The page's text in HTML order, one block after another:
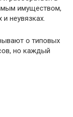
имуществом,
неувязках.
о типовых
но каждый